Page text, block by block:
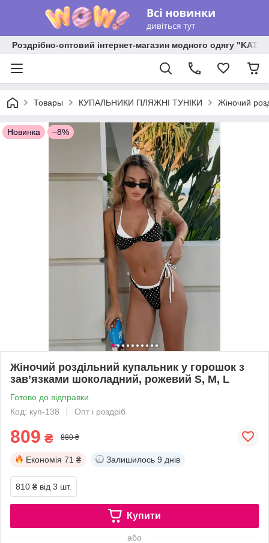
Роздрібно-оптовий інтернет-магазин модного одягу
Товары КУПАЛЬНИКИ ПЛЯЖНІ ТУНІКИ Жіночий
Новинка –8%
Жіночий роздільний купальник у горошок з
зав’язками шоколадний, рожевий S, M, L
Готово до відправки
Код: куп-138
Опт і роздріб
809 ₴ 880 ₴
Економія 71 ₴ Залишилось 9 днів
810 ₴ від 3 шт.
Купити
або